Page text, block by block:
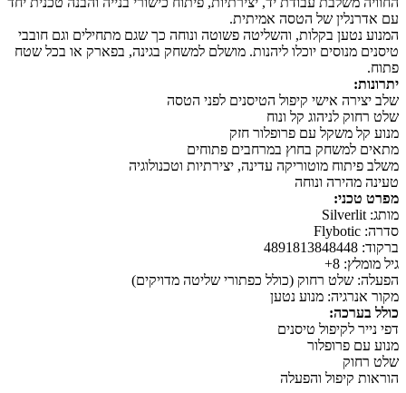
של הטסה אמיתית.
בקלות, והשליטה פשוטה ונוחה כך שגם מתחילים וגם חובבי
מנוסים יוכלו ליהנות. מושלם למשחק בגינה, בפארק או בכל שטח
אישי קיפול הטיסנים לפני הטסה
לניהוג קל ונוח
משקל עם פרופלור חזק
בחוץ במרחבים פתוחים
מוטוריקה עדינה, יצירתיות וטכנולוגיה
ונוחה
8+
רחוק (כולל כפתורי שליטה מדויקים)
מנוע נטען
לקיפול טיסנים
פרופלור
והפעלה